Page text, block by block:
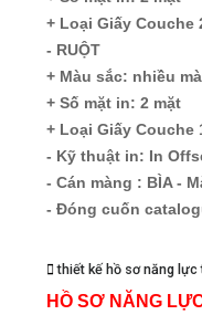
+ Loại Giấy Couche
- RUỘT
+ Màu sắc: nhiều
+ Số mặt in: 2 mặt
+ Loại Giấy Couche
- Kỹ thuật in: In
- Cán màng : BÌA -
- Đóng cuốn
thiết kế hồ sơ năng
HỒ SƠ NĂNG